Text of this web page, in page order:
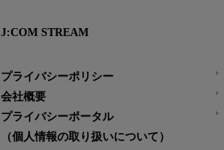
J:COM STREAM
プライバシーポリシー
会社概要
プライバシーポータル
（個人情報の取り扱いについて）